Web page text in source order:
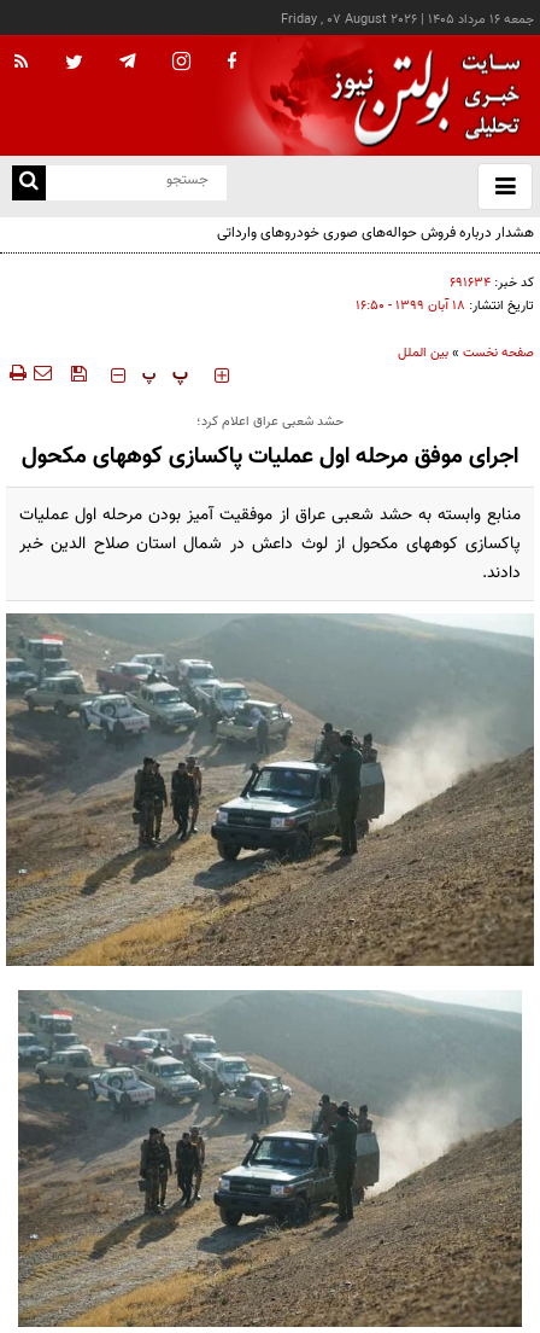
جمعه ۱۶ مرداد ۱۴۰۵ |
Friday , 07 August 2026
باز
و
هشدار درباره فروش حواله‌های صوری خودروهای وارداتی
کد خبر: ۶۹۱۶۳۴
تاریخ انتشار: ۱۸ آبان ۱۳۹۹ - ۱۶:۵۰
صفحه نخست »بین الملل
‍‍‍ پ پ
حشد شعبی عراق اعلام کرد؛
اجرای موفق مرحله اول عملیات پاکسازی کوههای مکحول
منابع وابسته به حشد شعبی عراق از موفقیت آمیز بودن مرحله اول عملیات
پاکسازی کوههای مکحول از لوث داعش در شمال استان صلاح الدین خبر
دادند.